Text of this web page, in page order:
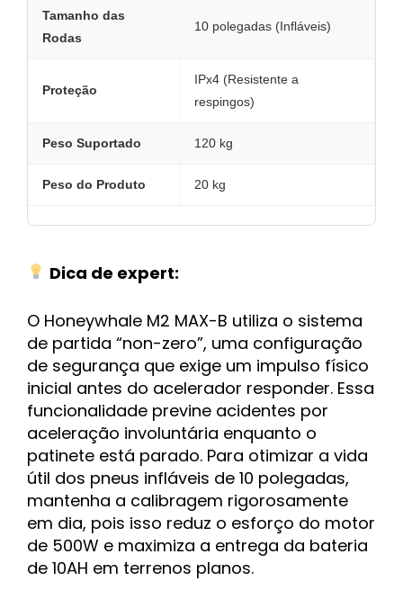
Tamanho das
Rodas
10 polegadas (Infláveis)
Proteção
IPx4 (Resistente a
respingos)
Peso Suportado 120 kg
Peso do Produto 20 kg
Dica de expert:
O Honeywhale M2 MAX-B utiliza o sistema
de partida “non-zero”, uma configuração
de segurança que exige um impulso físico
inicial antes do acelerador responder. Essa
funcionalidade previne acidentes por
aceleração involuntária enquanto o
patinete está parado. Para otimizar a vida
útil dos pneus infláveis de 10 polegadas,
mantenha a calibragem rigorosamente
em dia, pois isso reduz o esforço do motor
de 500W e maximiza a entrega da bateria
de 10AH em terrenos planos.